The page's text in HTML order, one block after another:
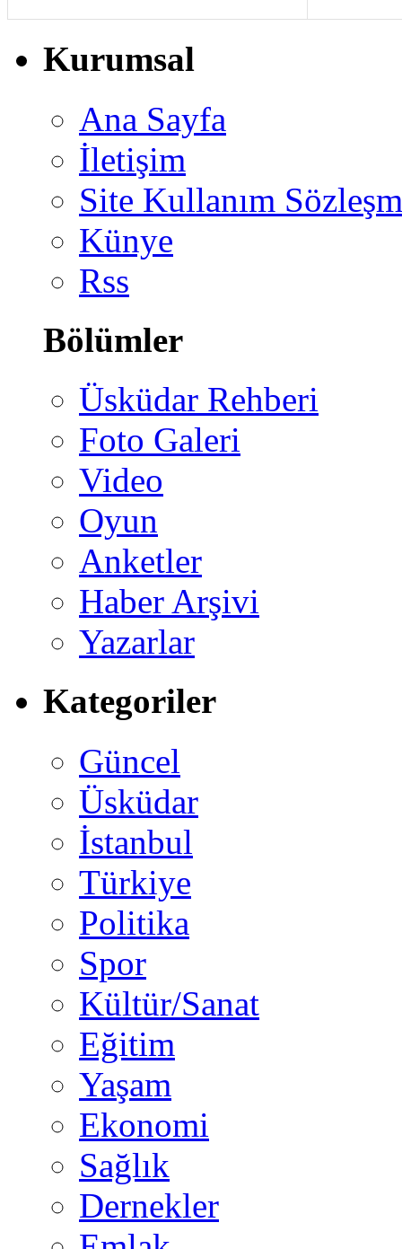
Kurumsal
Ana Sayfa
İletişim
Site Kullanım
Künye
Rss
Bölümler
Üsküdar Rehberi
Foto Galeri
Video
Oyun
Anketler
Haber Arşivi
Yazarlar
Kategoriler
Güncel
Üsküdar
İstanbul
Türkiye
Politika
Spor
Kültür/Sanat
Eğitim
Yaşam
Ekonomi
Sağlık
Dernekler